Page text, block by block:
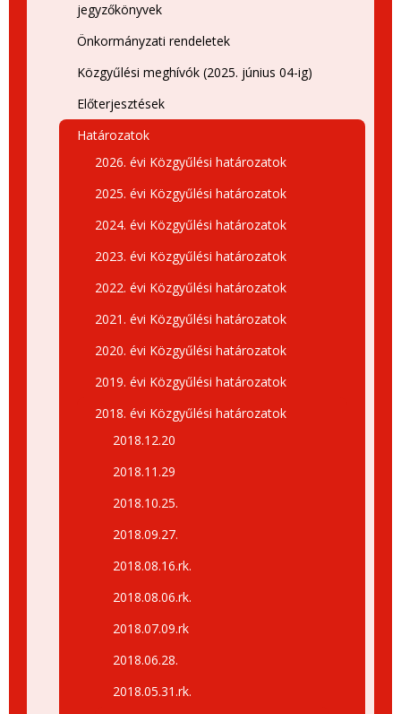
jegyzőkönyvek
Önkormányzati rendeletek
Közgyűlési meghívók (2025. június 04-ig)
Előterjesztések
Határozatok
2026. évi Közgyűlési határozatok
2025. évi Közgyűlési határozatok
2024. évi Közgyűlési határozatok
2023. évi Közgyűlési határozatok
2022. évi Közgyűlési határozatok
2021. évi Közgyűlési határozatok
2020. évi Közgyűlési határozatok
2019. évi Közgyűlési határozatok
2018. évi Közgyűlési határozatok
2018.12.20
2018.11.29
2018.10.25.
2018.09.27.
2018.08.16.rk.
2018.08.06.rk.
2018.07.09.rk
2018.06.28.
2018.05.31.rk.